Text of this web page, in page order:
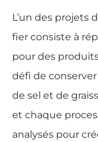
L’un des projets
fier consiste à
pour des
défi de
de sel et de
et chaque
analysés pour